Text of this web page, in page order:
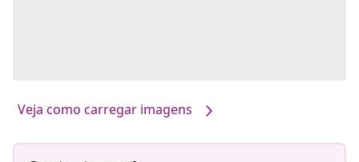
Veja como carregar imagens